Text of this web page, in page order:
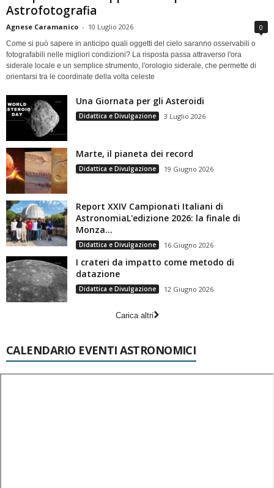
Astrofotografia
Agnese Caramanico - 10 Luglio 2026 0
Come si può sapere in anticipo quali oggetti del cielo saranno osservabili o
fotografabili nelle migliori condizioni? La risposta passa attraverso l'ora
siderale locale e un semplice strumento, l'orologio siderale, che permette di
orientarsi tra le coordinate della volta celeste
Una Giornata per gli Asteroidi
Didattica e Divulgazione 3 Luglio 2026
Marte, il pianeta dei record
Didattica e Divulgazione 19 Giugno 2026
Report XXIV Campionati Italiani di
AstronomiaL'edizione 2026: la finale di
Monza...
Didattica e Divulgazione 16 Giugno 2026
I crateri da impatto come metodo di
datazione
Didattica e Divulgazione 12 Giugno 2026
Carica altri
CALENDARIO EVENTI ASTRONOMICI